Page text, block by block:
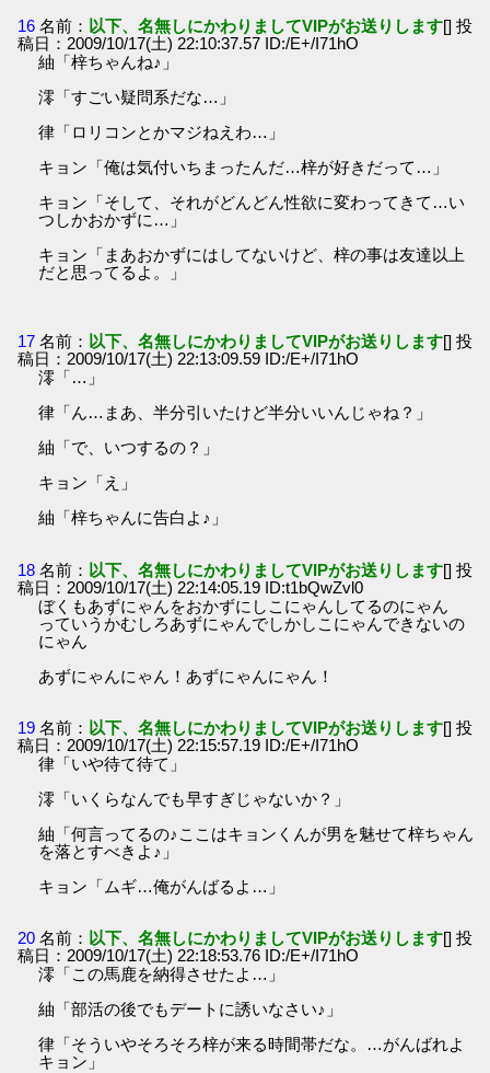
16 名前： 以下、名無しにかわりましてVIPがお送りします[] 投
稿日：2009/10/17(土) 22:10:37.57 ID:/E+/I71hO
紬「梓ちゃんね♪」
澪「すごい疑問系だな…」
律「ロリコンとかマジねえわ…」
キョン「俺は気付いちまったんだ…梓が好きだって…」
キョン「そして、それがどんどん性欲に変わってきて…い
つしかおかずに…」
キョン「まあおかずにはしてないけど、梓の事は友達以上
だと思ってるよ。」
17 名前： 以下、名無しにかわりましてVIPがお送りします[] 投
稿日：2009/10/17(土) 22:13:09.59 ID:/E+/I71hO
澪「…」
律「ん…まあ、半分引いたけど半分いいんじゃね？」
紬「で、いつするの？」
キョン「え」
紬「梓ちゃんに告白よ♪」
18 名前： 以下、名無しにかわりましてVIPがお送りします[] 投
稿日：2009/10/17(土) 22:14:05.19 ID:t1bQwZvl0
ぼくもあずにゃんをおかずにしこにゃんしてるのにゃん
っていうかむしろあずにゃんでしかしこにゃんできないの
にゃん
あずにゃんにゃん！あずにゃんにゃん！
19 名前： 以下、名無しにかわりましてVIPがお送りします[] 投
稿日：2009/10/17(土) 22:15:57.19 ID:/E+/I71hO
律「いや待て待て」
澪「いくらなんでも早すぎじゃないか？」
紬「何言ってるの♪ここはキョンくんが男を魅せて梓ちゃん
を落とすべきよ♪」
キョン「ムギ…俺がんばるよ…」
20 名前： 以下、名無しにかわりましてVIPがお送りします[] 投
稿日：2009/10/17(土) 22:18:53.76 ID:/E+/I71hO
澪「この馬鹿を納得させたよ…」
紬「部活の後でもデートに誘いなさい♪」
律「そういやそろそろ梓が来る時間帯だな。…がんばれよ
キョン」